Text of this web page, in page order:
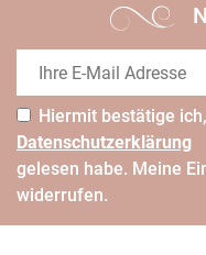
Hiermit bestätige
Daten­schutz­erklärung
gelesen habe. Meine
widerrufen.